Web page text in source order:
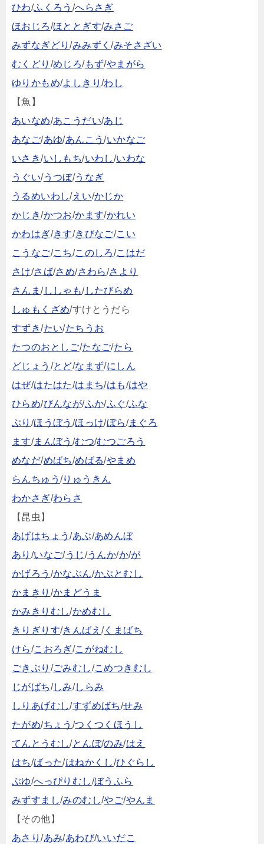
ひわ/ふくろう /へらさぎ
ほおじろ/ほととぎす/みさご
みずなぎどり/みみずく/みそさざい
むくどり /めじろ/もず/やまがら
ゆりかもめ/よしきり/わし
【魚】
あいなめ/あこうだい/あじ
あなご/あゆ/あんこう/いかなご
いさき/いしもち/いわし/いわな
うぐい/うつぼ/うなぎ
うるめいわし/えい/かじか
かじき/かつお/かます/かれい
かわはぎ/きす/きびなご/こい
こうなご/こち/このしろ/こはだ
さけ/さば/さめ/さわら/さより
さんま/ししゃも/したびらめ
しゅもくざめ/すけとうだら
すずき/たい/たちうお
たつのおとしご/たなご/たら
どじょう /とど/なまず/にしん
はぜ/はたはた/はまち/はも/はや
ひらめ/びんなが/ふか/ふぐ/ふな
ぶり /ほうぼう /ほっけ/ぼら/まぐろ
ます/まんぼう /むつ/むつごろう
めなだ/めばち/めばる/やまめ
らんちゅう /りゅうきん
わかさぎ/わらさ
【昆虫】
あげはちょう/あぶ/あめんぼ
あり /いなご/うじ/うんか/か/が
かげろう /かなぶん/かぶとむし
かまきり /かまどうま
かみきりむし/かめむし
きりぎりす/きんばえ/くまばち
けら/こおろぎ/こがねむし
ごきぶり /ごみむし/こめつきむし
じがばち/しみ/しらみ
しりあげむし/すずめばち/せみ
たがめ/ちょう /つくつくほうし
てんとうむし/とんぼ/のみ/はえ
はち/ばった/はねかくし/ひぐらし
ぶゆ/へっぴりむし/ぼうふら
みずすまし/みのむし/やご/やんま
【その他】
あさり/あみ/あわび/いいだこ